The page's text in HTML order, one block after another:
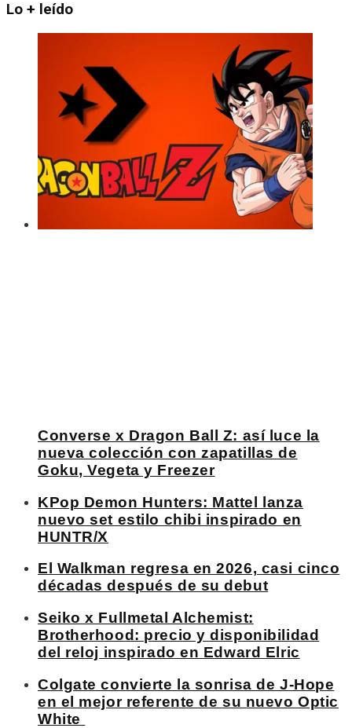
Lo + leído
Converse x Dragon Ball Z: así luce la
nueva colección con zapatillas de
Goku, Vegeta y Freezer
KPop Demon Hunters: Mattel lanza
nuevo set estilo chibi inspirado en
HUNTR/X
El Walkman regresa en 2026, casi cinco
décadas después de su debut
Seiko x Fullmetal Alchemist:
Brotherhood: precio y disponibilidad
del reloj inspirado en Edward Elric
Colgate convierte la sonrisa de J-Hope
en el mejor referente de su nuevo Optic
White